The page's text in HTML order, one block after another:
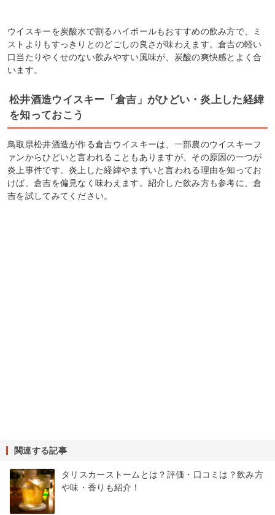
ウイスキーを炭酸水で割るハイボールもおすすめの飲み方で、ミ
ストよりもすっきりとのどごしの良さが味わえます。倉吉の軽い
口当たりやくせのない飲みやすい風味が、炭酸の爽快感とよく合
います。
松井酒造ウイスキー「倉吉」がひどい・炎上した経緯
を知っておこう
鳥取県松井酒造が作る倉吉ウイスキーは、一部農のウイスキーフ
ァンからひどいと言われることもありますが、その原因の一つが
炎上事件です。炎上した経緯やまずいと言われる理由を知ってお
けば、倉吉を偏見なく味わえます。紹介した飲み方も参考に、倉
吉を試してみてください。
関連する記事
タリスカーストームとは？評価・口コミは？飲み方
や味・香りも紹介！